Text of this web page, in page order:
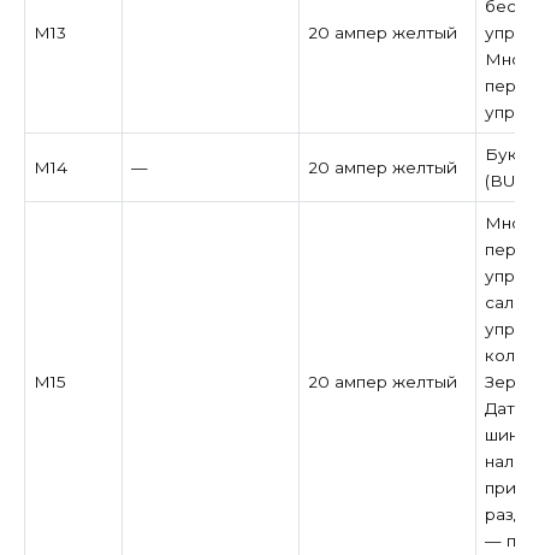
M13 20 ампер желтый
M14 — 20 ампер желтый
M15 20 ампер желтый
при
— при